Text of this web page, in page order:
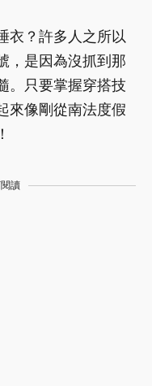
衣？許多人之所以
，是因為沒抓到那
。只要掌握穿搭技
來像剛從南法度假
讀